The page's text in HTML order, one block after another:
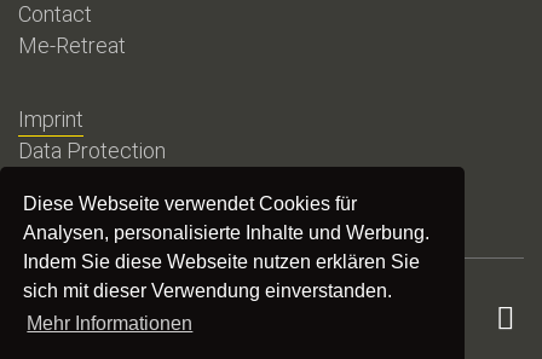
Diese Webseite verwendet Cookies für
Analysen, personalisierte Inhalte und Werbung.
Indem Sie diese Webseite nutzen erklären Sie
sich mit dieser Verwendung einverstanden.
Mehr Informationen
Contact
Me-Retreat
Imprint
Data Protection
copyright ©️ 2024 Co-Matters. All rights reserved.